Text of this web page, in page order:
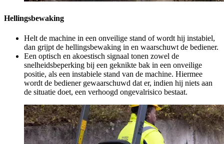
Hellingsbewaking
Helt de machine in een onveilige stand of wordt hij instabiel,
dan grijpt de hellingsbewaking in en waarschuwt de bediener.
Een optisch en akoestisch signaal tonen zowel de
snelheidsbeperking bij een geknikte bak in een onveilige
positie, als een instabiele stand van de machine. Hiermee
wordt de bediener gewaarschuwd dat er, indien hij niets aan
de situatie doet, een verhoogd ongevalrisico bestaat.